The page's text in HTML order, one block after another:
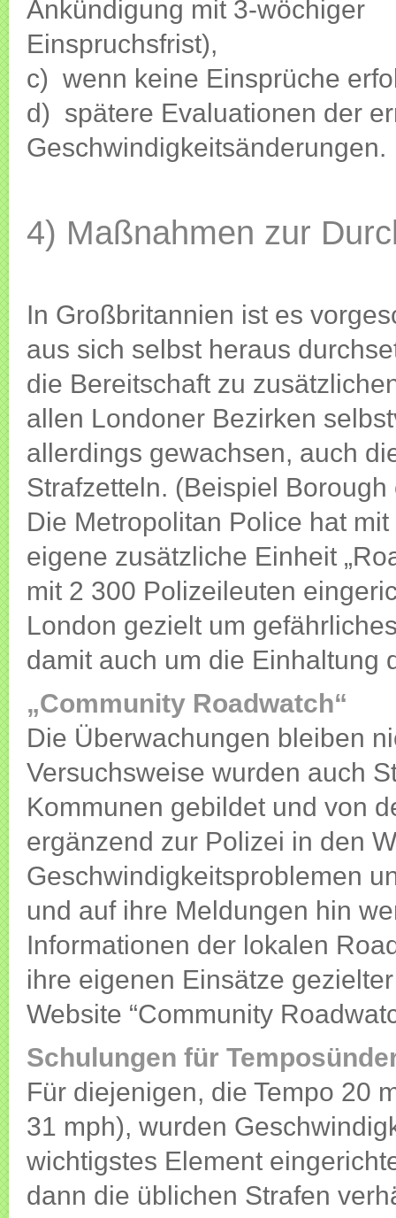
Ankündigung mit 3-wöchiger
Einspruchsfrist),
c) wenn keine Einsprüche
d) spätere Evaluationen der
Geschwindigkeitsänderungen.
4) Maßnahmen zur
In Großbritannien ist es
aus sich selbst heraus
die Bereitschaft zu
allen Londoner Bezirken
allerdings gewachsen, auch
Strafzetteln. (Beispiel
Die Metropolitan Police hat
eigene zusätzliche Einheit
mit 2 300 Polizeileuten
London gezielt um
damit auch um die Einhaltung
„Community Roadwatch“
Die Überwachungen bleiben
Versuchsweise wurden auch
Kommunen gebildet und von
ergänzend zur Polizei in den
Geschwindigkeitsproblemen
und auf ihre Meldungen hin
Informationen der lokalen
ihre eigenen Einsätze
Website “Community
Schulungen für
Für diejenigen, die Tempo 20
31 mph), wurden
wichtigstes Element
dann die üblichen Strafen